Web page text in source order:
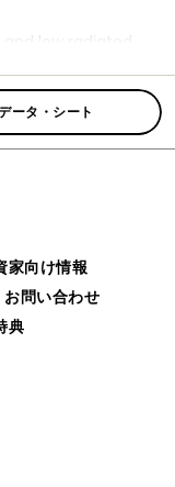
and low radiated
solution for
and
ータ・シート
家向け情報
お問い合わせ
典